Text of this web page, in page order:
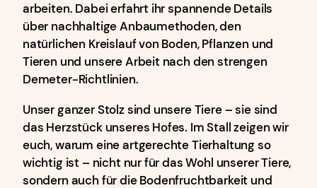
arbeiten. Dabei erfahrt ihr spannende Details
über nachhaltige Anbaumethoden, den
natürlichen Kreislauf von Boden, Pflanzen und
Tieren und unsere Arbeit nach den strengen
Demeter-Richtlinien.
Unser ganzer Stolz sind unsere Tiere – sie sind
das Herzstück unseres Hofes. Im Stall zeigen wir
euch, warum eine artgerechte Tierhaltung so
wichtig ist – nicht nur für das Wohl unserer Tiere,
sondern auch für die Bodenfruchtbarkeit und